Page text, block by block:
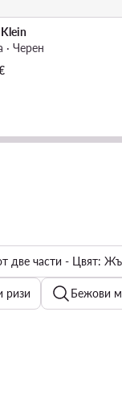
· Черен
две части - Цвят:
ризи Бежови